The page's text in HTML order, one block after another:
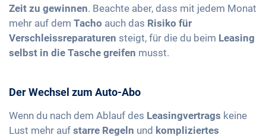
Zeit zu gewinnen. Beachte aber, dass mit jedem Monat
mehr auf dem Tacho auch das Risiko für
Verschleissreparaturen steigt, für die du beim Leasing
selbst in die Tasche greifen musst.
Der Wechsel zum Auto-Abo
Wenn du nach dem Ablauf des Leasingvertrags keine
Lust mehr auf starre Regeln und kompliziertes